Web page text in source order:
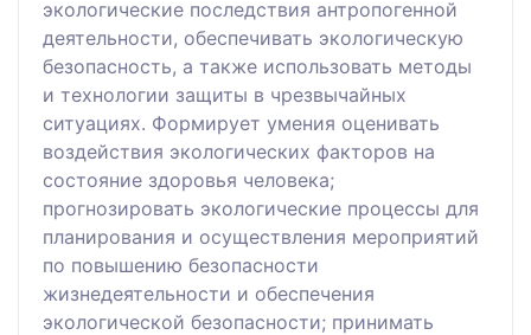
экологические последствия антропогенной
деятельности, обеспечивать экологическую
безопасность, а также использовать методы
и технологии защиты в чрезвычайных
ситуациях. Формирует умения оценивать
воздействия экологических факторов на
состояние здоровья человека;
прогнозировать экологические процессы для
планирования и осуществления мероприятий
по повышению безопасности
жизнедеятельности и обеспечения
экологической безопасности; принимать